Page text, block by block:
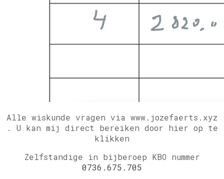
Alle wiskunde vragen via www.jozefaerts.xyz
. U kan mij direct bereiken door hier op te
klikken
Zelfstandige in bijberoep KBO nummer
0736.675.705